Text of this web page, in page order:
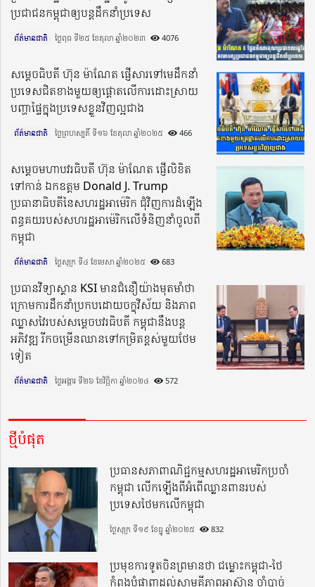
ប្រជាជនកម្ពុជាឲ្យបន្តដឹកនាំប្រទេស
ព័ត៌មានជាតិ ថ្ងៃពុធ ទី២៥ ខែតុលា ឆ្នាំ២០២៣​ 4076
សម្ដេចធិបតី ហ៊ុន ម៉ាណែត ផ្ញើសារទៅមេដឹកនាំ
ប្រទេសជិតខាងមួយឲ្យផ្តោតលើការដោះស្រាយ
បញ្ហាផ្ទៃក្នុងប្រទេសខ្លួនវិញល្អជាង
ព័ត៌មានជាតិ ថ្ងៃព្រហស្បតិ៍ ទី១៦ ខែតុលា ឆ្នាំ២០២៥​ 466
សម្តេចមហាបវរធិបតី ហ៊ុន ម៉ាណែត ផ្ញើលិខិត
ទៅកាន់ ឯកឧត្តម Donald J. Trump
ប្រធានាធិបតីនៃសហរដ្ឋអាម៉េរិក ជុំវិញការដំឡើង
ពន្ធគយរបស់សហរដ្ឋអាម៉េរិកលើទំនិញនាំចូលពី
កម្ពុជា
ព័ត៌មានជាតិ ថ្ងៃសុក្រ ទី៤ ខែមេសា ឆ្នាំ២០២៥​ 683
ប្រធានវិទ្យាស្ថាន KSI មានជំនឿយ៉ាងមុតមាំថា
ក្រោមការដឹកនាំប្រកបដោយចក្ខុវិស័យ និងភាព
ឈ្លាសវៃរបស់សម្ដេចបវរធិបតី កម្ពុជានឹងបន្ត
អភិវឌ្ឍ រីកចម្រើនឈានទៅកម្រិតខ្ពស់មួយថែម
ទៀត
ព័ត៌មានជាតិ ថ្ងៃអង្គារ ទី២៦ ខែវិច្ឆិកា ឆ្នាំ២០២៤​ 572
ថ្មីបំផុត
ប្រធានសភាពាណិជ្ជកម្មសហរដ្ឋអាមេរិកប្រចាំ
កម្ពុជា លើកឡើងពីអំពើឈ្លានពានរបស់
ប្រទេសថៃមកលើកម្ពុជា
ថ្ងៃសុក្រ ទី១៩ ខែធ្នូ ឆ្នាំ២០២៥ 832
ប្រមុខការទូតចិនព្រមានថា ជម្លោះកម្ពុជា-ថៃ
កំពុងបំផ្លាញដល់សាមគ្គីភាពអាស៊ាន ចាំបាច់